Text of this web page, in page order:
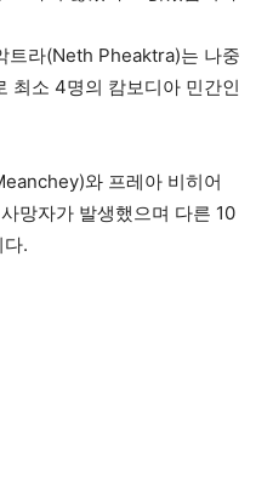
트라(Neth Pheaktra)는 나중
최소 4명의 캄보디아 민간인
와 프레아 비히어
망자가 발생했으며 다른 10
.